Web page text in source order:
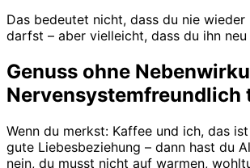
Das bedeutet nicht, dass du nie
darfst – aber vielleicht, dass du ihn
Genuss ohne
Nervensystemfreundlich
Wenn du merkst: Kaffee und ich, das
gute Liebesbeziehung – dann hast du
nein, du musst nicht auf warmen,